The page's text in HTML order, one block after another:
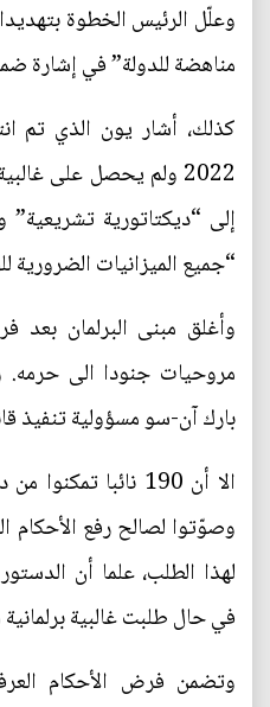
وعلّل الرئيس الخطوة
مناهضة للدولة” في إشارة
كذلك، أشار يون الذي تم
2022 ولم يحصل على
إلى “ديكتاتورية تشريعية”
“جميع الميزانيات الضرورية
وأغلق مبنى البرلمان بعد
مروحيات جنودا الى حرمه.
بارك آن-سو مسؤولية تنفيذ
الا أن 190 نائبا
وصوّتوا لصالح رفع الأحكام
لهذا الطلب، علما أن
في حال طلبت غالبية برلمانية
وتضمن فرض الأحكام